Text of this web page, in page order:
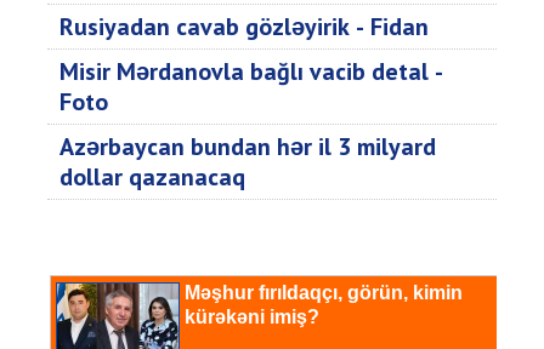
Rusiyadan cavab gözləyirik - Fidan
Misir Mərdanovla bağlı vacib detal -
Foto
Azərbaycan bundan hər il 3 milyard
dollar qazanacaq